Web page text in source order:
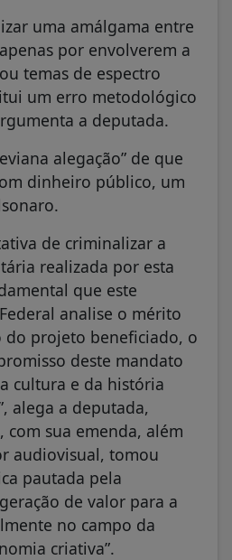
uma amálgama entre
por envolverem a
temas de espectro
um erro metodológico
a deputada.
alegação” de que
dinheiro público, um
de criminalizar a
realizada por esta
que este
analise o mérito
do projeto beneficiado, o
deste mandato
cultura e da história
alega a deputada,
com sua emenda, além
audiovisual, tomou
pautada pela
de valor para a
no campo da
criativa”.